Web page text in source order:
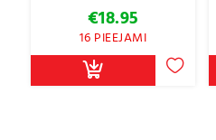
€18.95
16 PIEEJAMI